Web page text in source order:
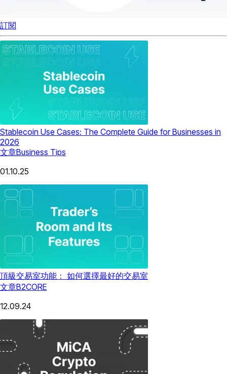
訂閱
Stablecoin Use Cases: The Complete Guide for Businesses in
2026
文章Business Tips
01.10.25
頂級交易室功能： 如何選擇最好的交易室
文章B2CORE
12.09.24